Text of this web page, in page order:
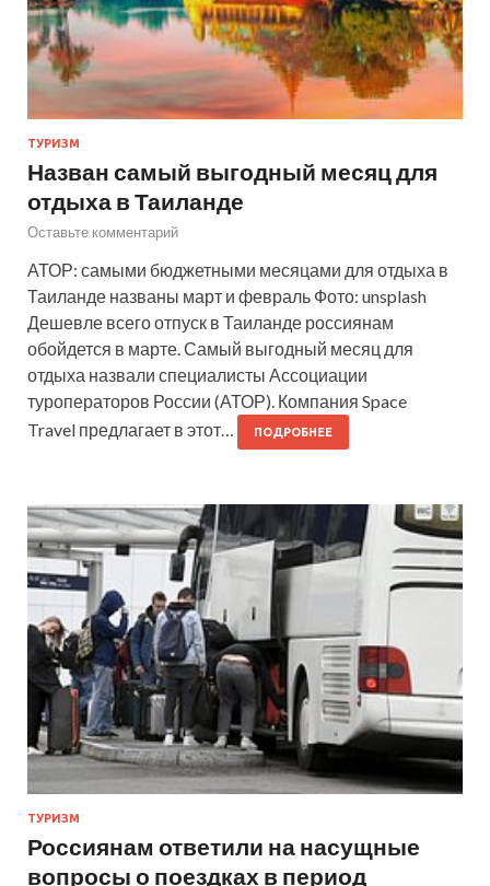
ТУРИЗМ
Назван самый выгодный месяц для
отдыха в Таиланде
Оставьте комментарий
АТОР: самыми бюджетными месяцами для отдыха в
Таиланде названы март и февраль Фото: unsplash
Дешевле всего отпуск в Таиланде россиянам
обойдется в марте. Самый выгодный месяц для
отдыха назвали специалисты Ассоциации
туроператоров России (АТОР). Компания Space
Travel предлагает в этот…
ПОДРОБНЕЕ
ТУРИЗМ
Россиянам ответили на насущные
вопросы о поездках в период